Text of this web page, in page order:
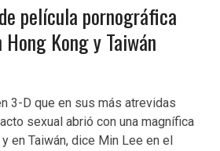
película pornográfica
Kong y Taiwán
3-D que en sus más atrevidas
sexual abrió con una magnífica
en Taiwán, dice Min Lee en el